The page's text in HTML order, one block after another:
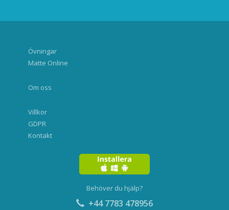
Övningar
Matte Online
Om oss
Villkor
GDPR
Kontakt
Behöver du hjälp?
+44 7783 478956